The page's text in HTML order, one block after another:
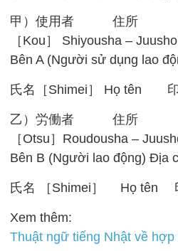
甲）使用者 住所
［Kou］ Shiyousha – Juusho
Bên A (Người sử dụng lao
氏名［Shimei］ Họ tên 印
乙）労働者 住所
［Otsu］Roudousha –
Bên B (Người lao động) Địa
氏名 ［Shimei］ Họ tên
Xem thêm:
Thuật ngữ tiếng Nhật về hợp